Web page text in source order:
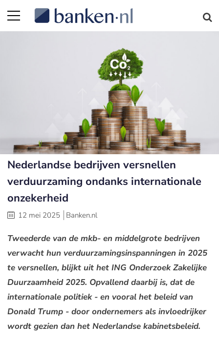
Nederlandse bedrijven versnellen
verduurzaming ondanks internationale
onzekerheid
12 mei 2025 Banken.nl
Tweederde van de mkb- en middelgrote bedrijven
verwacht hun verduurzamingsinspanningen in 2025
te versnellen, blijkt uit het ING Onderzoek Zakelijke
Duurzaamheid 2025. Opvallend daarbij is, dat de
internationale politiek - en vooral het beleid van
Donald Trump - door ondernemers als invloedrijker
wordt gezien dan het Nederlandse kabinetsbeleid.